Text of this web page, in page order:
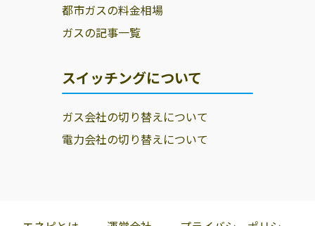
都市ガスの料金相場
ガスの記事一覧
スイッチングについて
ガス会社の切り替えについて
電力会社の切り替えについて